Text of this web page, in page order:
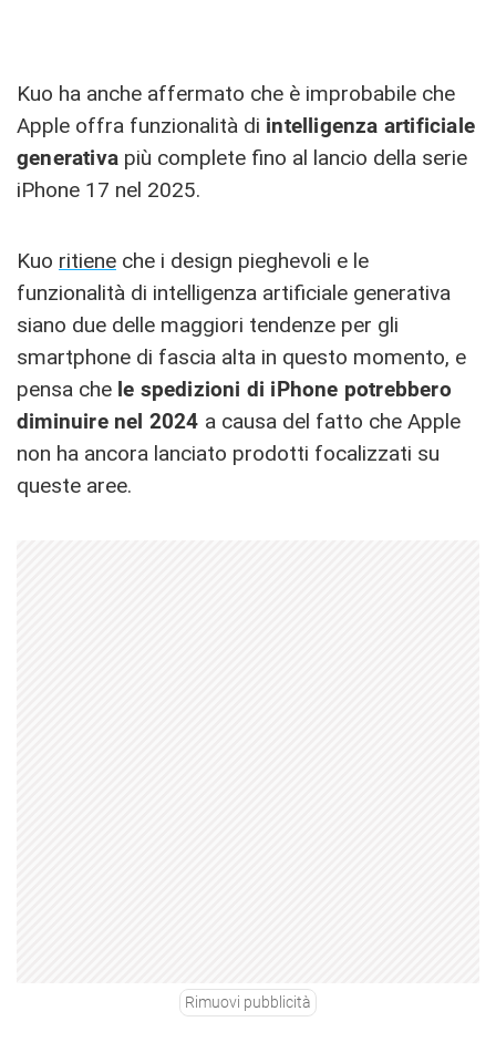
Kuo ha anche affermato che è improbabile che
Apple offra funzionalità di intelligenza artificiale
generativa più complete fino al lancio della serie
iPhone 17 nel 2025.
Kuo ritiene che i design pieghevoli e le
funzionalità di intelligenza artificiale generativa
siano due delle maggiori tendenze per gli
smartphone di fascia alta in questo momento, e
pensa che le spedizioni di iPhone potrebbero
diminuire nel 2024 a causa del fatto che Apple
non ha ancora lanciato prodotti focalizzati su
queste aree.
Rimuovi pubblicità